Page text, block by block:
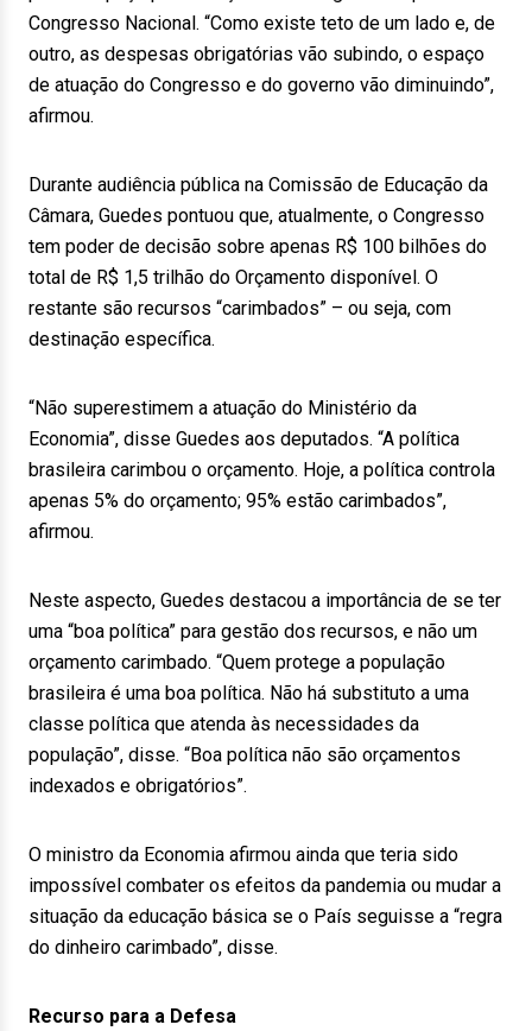
Congresso Nacional. “Como existe teto de um lado e, de
outro, as despesas obrigatórias vão subindo, o espaço
de atuação do Congresso e do governo vão diminuindo”,
afirmou.
Durante audiência pública na Comissão de Educação da
Câmara, Guedes pontuou que, atualmente, o Congresso
tem poder de decisão sobre apenas R$ 100 bilhões do
total de R$ 1,5 trilhão do Orçamento disponível. O
restante são recursos “carimbados” – ou seja, com
destinação específica.
“Não superestimem a atuação do Ministério da
Economia”, disse Guedes aos deputados. “A política
brasileira carimbou o orçamento. Hoje, a política controla
apenas 5% do orçamento; 95% estão carimbados”,
afirmou.
Neste aspecto, Guedes destacou a importância de se ter
uma “boa política” para gestão dos recursos, e não um
orçamento carimbado. “Quem protege a população
brasileira é uma boa política. Não há substituto a uma
classe política que atenda às necessidades da
população”, disse. “Boa política não são orçamentos
indexados e obrigatórios”.
O ministro da Economia afirmou ainda que teria sido
impossível combater os efeitos da pandemia ou mudar a
situação da educação básica se o País seguisse a “regra
do dinheiro carimbado”, disse.
Recurso para a Defesa